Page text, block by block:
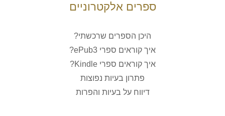
ספרים אלקטרוניים
היכן הספרים שרכשתי?
איך קוראים ספרי ePub3?
איך קוראים ספרי Kindle?
פתרון בעיות נפוצות
דיווח על בעיות והפרות